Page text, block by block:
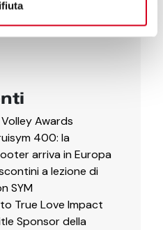
Awards
400: la
arriva in Europa
a lezione di
SYM
True Love Impact
Sponsor della